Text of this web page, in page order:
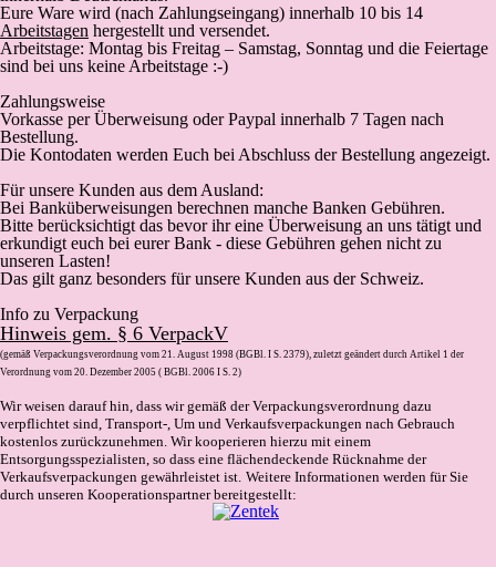
Eure Ware wird (nach Zahlungseingang) innerhalb 10 bis 14
Arbeitstagen hergestellt und versendet.
Arbeitstage: Montag bis Freitag – Samstag, Sonntag und die Feiertage
sind bei uns keine Arbeitstage :-)
Zahlungsweise
Vorkasse per Überweisung oder Paypal innerhalb 7 Tagen nach
Bestellung.
Die Kontodaten werden Euch bei Abschluss der Bestellung angezeigt.
Für unsere Kunden aus dem Ausland:
Bei Banküberweisungen berechnen manche Banken Gebühren.
Bitte berücksichtigt das bevor ihr eine Überweisung an uns tätigt und
erkundigt euch bei eurer Bank - diese Gebühren gehen nicht zu
unseren Lasten!
Das gilt ganz besonders für unsere Kunden aus der Schweiz.
Info zu Verpackung
Hinweis gem. § 6 VerpackV
(gemäß Verpackungsverordnung vom 21. August 1998 (BGBl. I S. 2379), zuletzt geändert durch Artikel 1 der
Verordnung vom 20. Dezember 2005 ( BGBl. 2006 I S. 2)
Wir weisen darauf hin, dass wir gemäß der Verpackungsverordnung dazu
verpflichtet sind, Transport-, Um und Verkaufsverpackungen nach Gebrauch
kostenlos zurückzunehmen. Wir kooperieren hierzu mit einem
Entsorgungsspezialisten, so dass eine flächendeckende Rücknahme der
Verkaufsverpackungen gewährleistet ist. Weitere Informationen werden für Sie
durch unseren Kooperationspartner bereitgestellt: